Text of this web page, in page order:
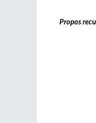
Propos